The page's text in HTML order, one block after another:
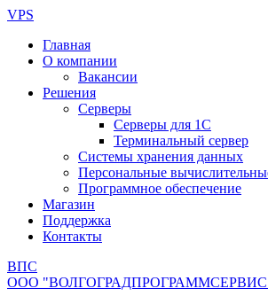
Перейти
содержимому
VPS
Главная
О компании
Вакансии
Решения
Серверы
Серверы для 1С
Терминальный сервер
Системы хранения данных
Персональные
Программное обеспечение
Магазин
Поддержка
Контакты
ВПС
ООО